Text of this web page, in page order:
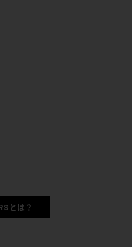
とは？